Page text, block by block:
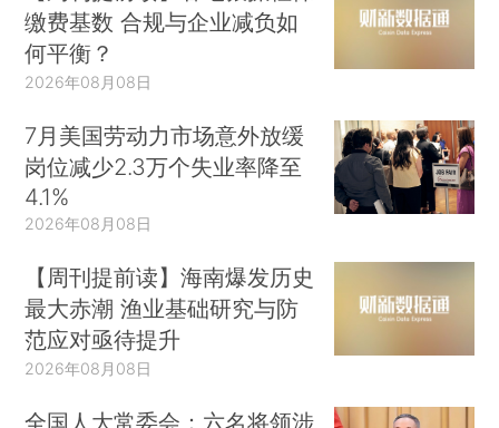
缴费基数 合规与企业减负如
何平衡？
2026年08月08日
7月美国劳动力市场意外放缓
岗位减少2.3万个失业率降至
4.1%
2026年08月08日
【周刊提前读】海南爆发历史
最大赤潮 渔业基础研究与防
范应对亟待提升
2026年08月08日
全国人大常委会：六名将领涉